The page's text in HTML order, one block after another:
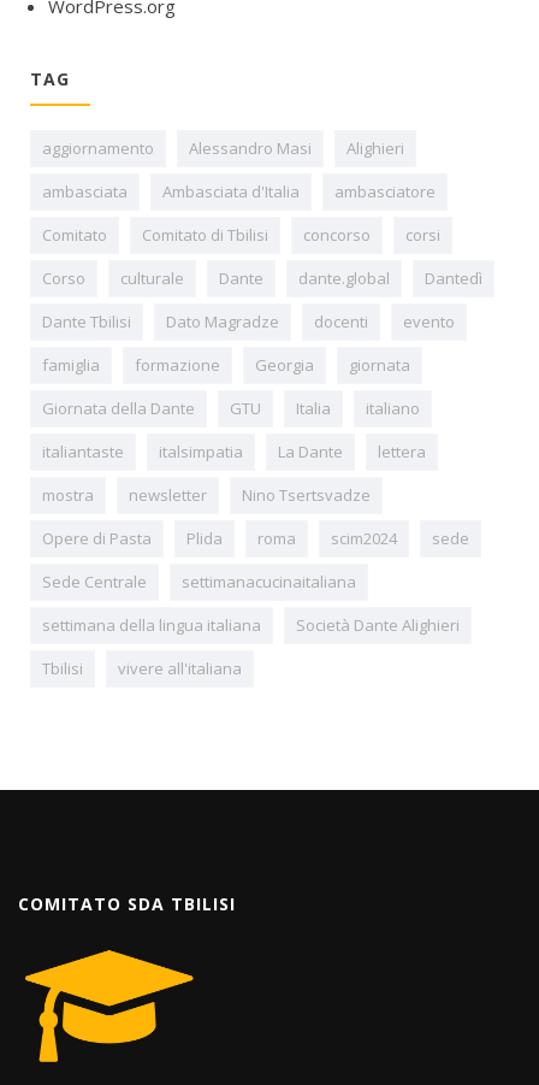
WordPress.org
TAG
aggiornamento Alessandro Masi
Alighieri
ambasciata
Ambasciata d'Italia
ambasciatore
Comitato
Comitato di Tbilisi concorso
corsi
Corso
culturale Dante dante.global
Dantedì
Dante Tbilisi
Dato Magradze docenti
evento
famiglia
formazione Georgia
giornata
Giornata della Dante
GTU Italia
italiano
italiantaste
italsimpatia La Dante
lettera
mostra
newsletter
Nino Tsertsvadze
Opere di Pasta
Plida roma scim2024
sede
Sede Centrale
settimanacucinaitaliana
settimana della lingua italiana
Società Dante Alighieri
Tbilisi
vivere all'italiana
COMITATO SDA TBILISI